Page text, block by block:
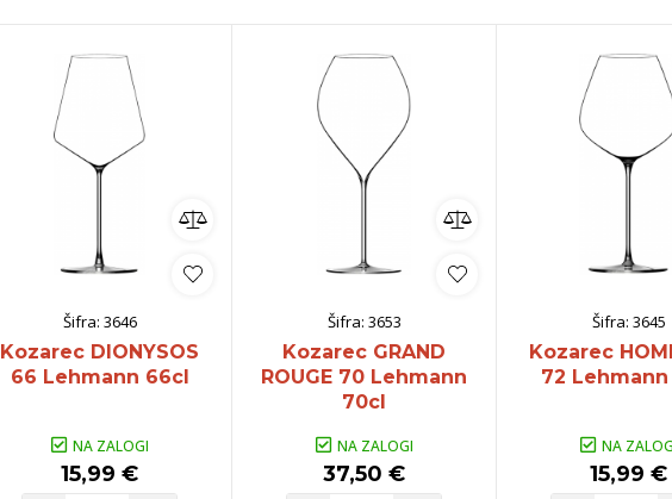
Šifra: 3646
Kozarec DIONYSOS
66 Lehmann 66cl
NA ZALOGI
15,99 €
Šifra: 3653
Kozarec GRAND
ROUGE 70 Lehmann
70cl
NA ZALOGI
37,50 €
Šifra: 3645
Kozarec
72
NA
15,99 €